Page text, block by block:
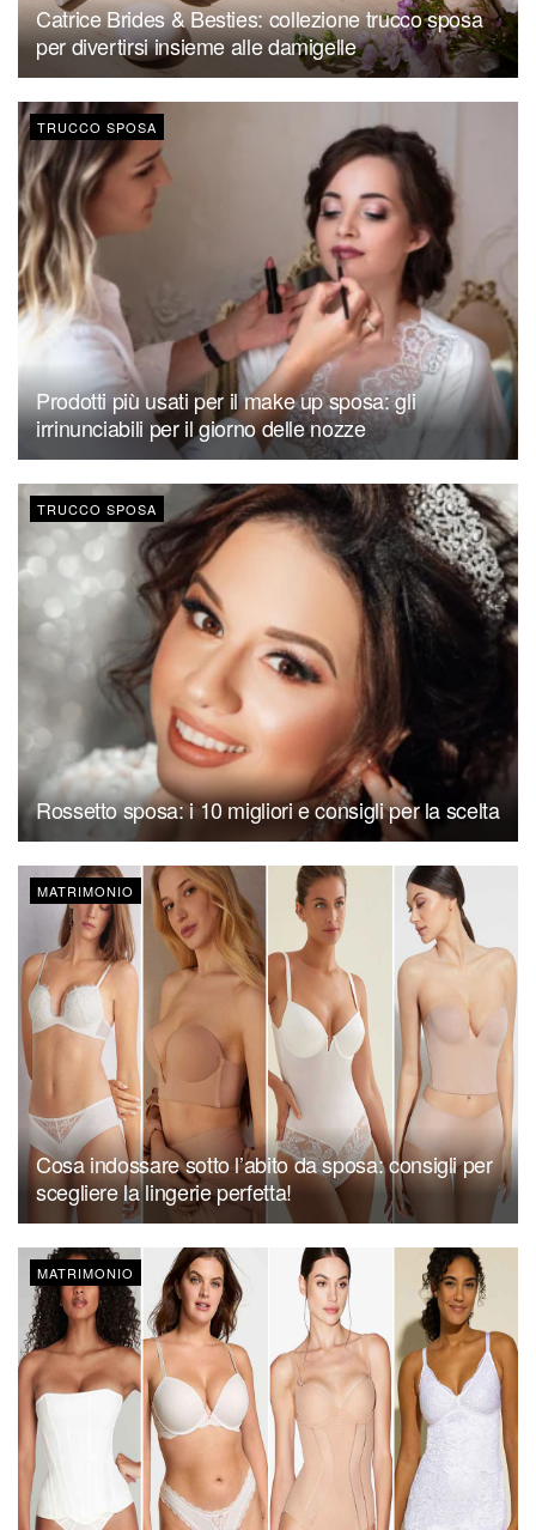
Catrice Brides & Besties: collezione trucco sposa
per divertirsi insieme alle damigelle
TRUCCO SPOSA
Prodotti più usati per il make up sposa: gli
irrinunciabili per il giorno delle nozze
TRUCCO SPOSA
Rossetto sposa: i 10 migliori e consigli per la scelta
MATRIMONIO
Cosa indossare sotto l’abito da sposa: consigli per
scegliere la lingerie perfetta!
MATRIMONIO